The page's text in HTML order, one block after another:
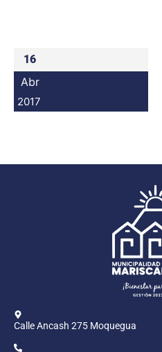
16
Abr
2017
Calle Ancash 275 Moquegua